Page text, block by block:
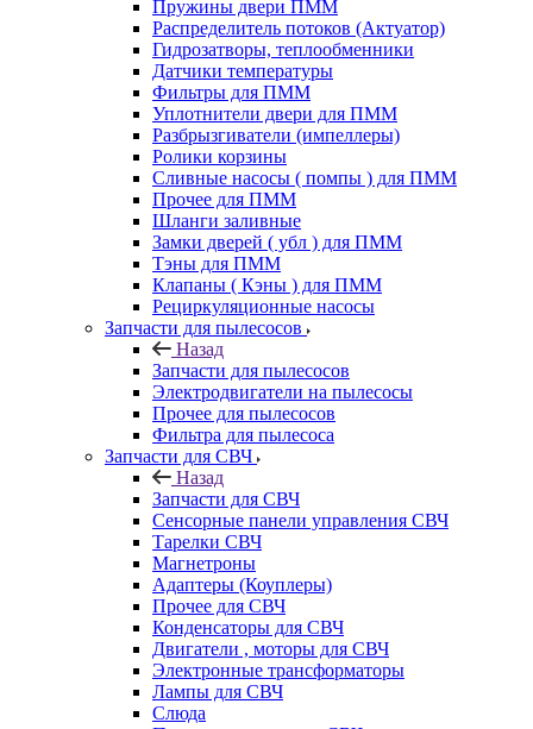
Пружины двери ПММ
Распределитель потоков (Актуатор)
Гидрозатворы, теплообменники
Датчики температуры
Фильтры для ПММ
Уплотнители двери для ПММ
Разбрызгиватели (импеллеры)
Ролики корзины
Сливные насосы ( помпы ) для ПММ
Прочее для ПММ
Шланги заливные
Замки дверей ( убл ) для ПММ
Тэны для ПММ
Клапаны ( Кэны ) для ПММ
Рециркуляционные насосы
Запчасти для пылесосов
Назад
Запчасти для пылесосов
Электродвигатели на пылесосы
Прочее для пылесосов
Фильтра для пылесоса
Запчасти для СВЧ
Назад
Запчасти для СВЧ
Сенсорные панели управления СВЧ
Тарелки СВЧ
Магнетроны
Адаптеры (Коуплеры)
Прочее для СВЧ
Конденсаторы для СВЧ
Двигатели , моторы для СВЧ
Электронные трансформаторы
Лампы для СВЧ
Слюда